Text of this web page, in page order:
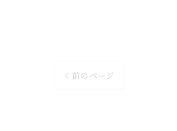
< 前のページ